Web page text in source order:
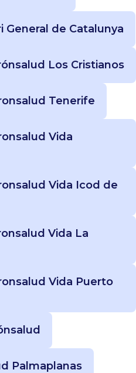
General de Catalunya
Los Cristianos
Tenerife
Vida
Vida Icod de
Vida La
Vida Puerto
Palmaplanas